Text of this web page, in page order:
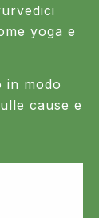
yoga e
in modo
cause e